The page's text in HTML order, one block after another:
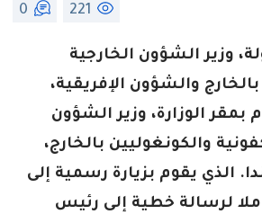
221
0
وزير الشؤون الخارجية
والشؤون الإفريقية،
بمقر الوزارة، وزير الشؤون
والكونغوليين بالخارج،
الذي يقوم بزيارة رسمية إلى
لرسالة خطية إلى رئيس